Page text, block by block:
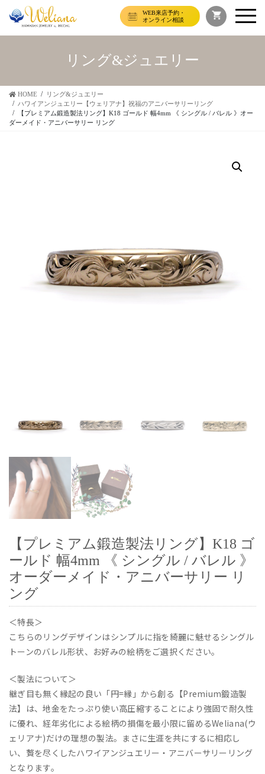
WEB来店予約・
オンライン相談
リング&ジュエリー
HOME
リング&ジュエリー
ハワイアンジュエリー【ウェリアナ】祝福のアニバーサリーリング
【プレミアム鍛造製法リング】K18 ゴールド 幅4mm 《 シングル / バレル 》オー
ダーメイド・アニバーサリー リング
【プレミアム鍛造製法リング】K18 ゴ
ールド 幅4mm 《 シングル / バレル 》
オーダーメイド・アニバーサリー リ
ング
＜特長＞
こちらのリングデザインはシンプルに指を綺麗に魅せるシングル
トーンのバレル形状、お好みの絵柄をご選択ください。
＜製法について＞
継ぎ目も無く縁起の良い「円=縁」から創る【Premium鍛造製
法】は、地金をたっぷり使い高圧縮することにより強固で耐久性
に優れ、経年劣化による絵柄の損傷を最小限に留めるWeliana(ウ
ェリアナ)だけの理想の製法。まさに生涯を共にするに相応し
い、贅を尽くしたハワイアンジュエリー・アニバーサリーリング
となります。